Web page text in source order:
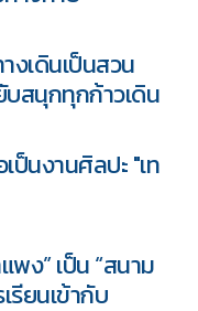
งเดินเป็นสวน
สนุกทุกก้าวเดิน
ป็นงานศิลปะ "เท
พง” เป็น “สนาม
รียนเข้ากับ